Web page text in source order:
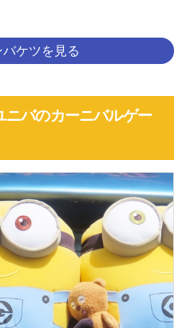
ケツを見る
ニバのカーニバルゲー